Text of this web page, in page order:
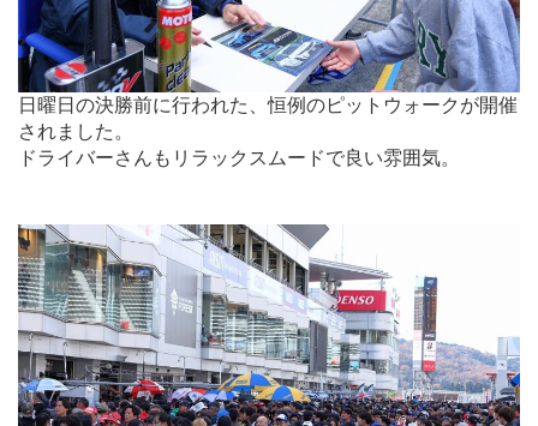
日曜日の決勝前に行われた、恒例のピットウォークが開催
されました。
ドライバーさんもリラックスムードで良い雰囲気。